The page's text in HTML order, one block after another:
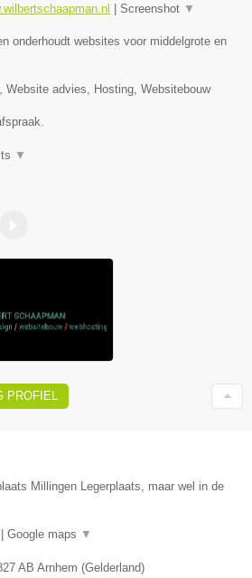
| Screenshot ▼
onderhoudt websites voor middelgrote en
Website advies, Hosting, Websitebouw
▼
Millingen Legerplaats, maar wel in de
Google maps ▼
AB Arnhem (Gelderland)